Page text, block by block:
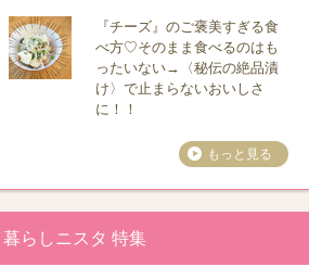
『チーズ』のご褒美すぎる食
べ方♡そのまま食べるのはも
ったいない→〈秘伝の絶品漬
け〉で止まらないおいしさ
に！！
もっと見る
暮らしニスタ 特集